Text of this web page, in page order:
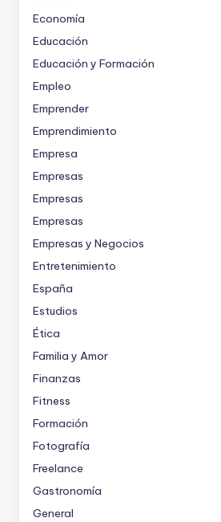
Economía
Educación
Educación y Formación
Empleo
Emprender
Emprendimiento
Empresa
Empresas
Empresas
Empresas
Empresas y Negocios
Entretenimiento
España
Estudios
Ética
Familia y Amor
Finanzas
Fitness
Formación
Fotografía
Freelance
Gastronomía
General